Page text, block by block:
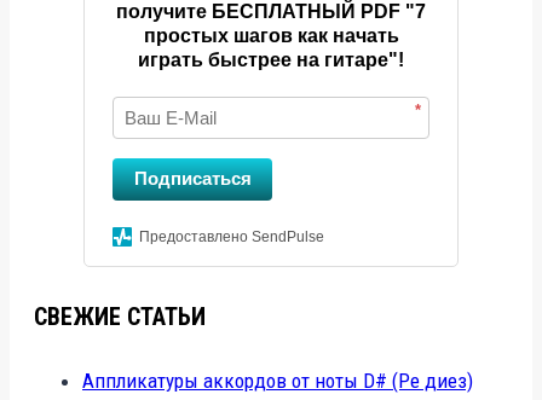
получите БЕСПЛАТНЫЙ PDF "7
простых шагов как начать
играть быстрее на гитаре"!
*
Подписаться
Предоставлено SendPulse
СВЕЖИЕ СТАТЬИ
Аппликатуры аккордов от ноты D# (Ре диез)